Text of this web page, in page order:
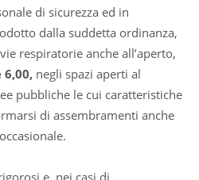
di sicurezza ed in
dalla suddetta ordinanza,
respiratorie anche all’aperto,
6,00, negli spazi aperti al
pubbliche le cui caratteristiche
di assembramenti anche
e, nei casi di